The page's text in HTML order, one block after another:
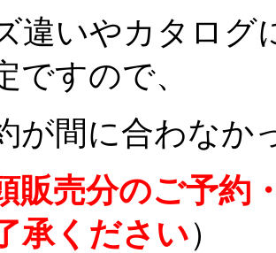
違いやカタログ
ですので、
が間に合わなか
販売分のご予約
承ください）